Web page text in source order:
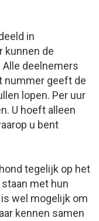
in
kunnen de
deelnemers
nummer geeft de
lopen. Per uur
U hoeft alleen
u bent
tegelijk op het
met hun
wel mogelijk om
kennen samen